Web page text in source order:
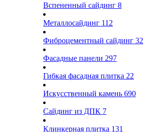
Вспененный сайдинг 8
Металлосайдинг 112
Фиброцементный сайдинг 32
Фасадные панели 297
Гибкая фасадная плитка 22
Искусственный камень 690
Сайдинг из ДПК 7
Клинкерная плитка 131